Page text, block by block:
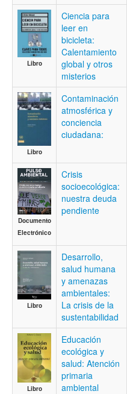
Libro
Ciencia para
leer en
bicicleta:
Calentamiento
global y otros
misterios
Libro
Contaminación
atmosférica y
conciencia
ciudadana:
Documento
Electrónico
Crisis
socioecológica:
nuestra deuda
pendiente
Libro
Desarrollo,
salud humana
y amenazas
ambientales:
La crisis de la
sustentabilidad
Libro
Educación
ecológica y
salud: Atención
primaria
ambiental